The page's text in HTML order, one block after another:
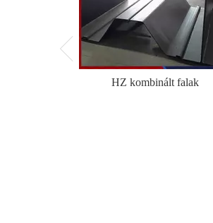
HZ kombinált falak